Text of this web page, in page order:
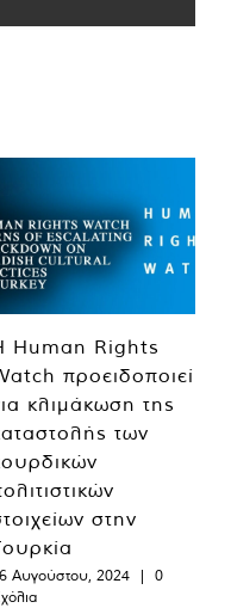
Human Rights
προειδοποιεί
κλιμάκωση της
των
στην
Αυγούστου, 2024 |
0